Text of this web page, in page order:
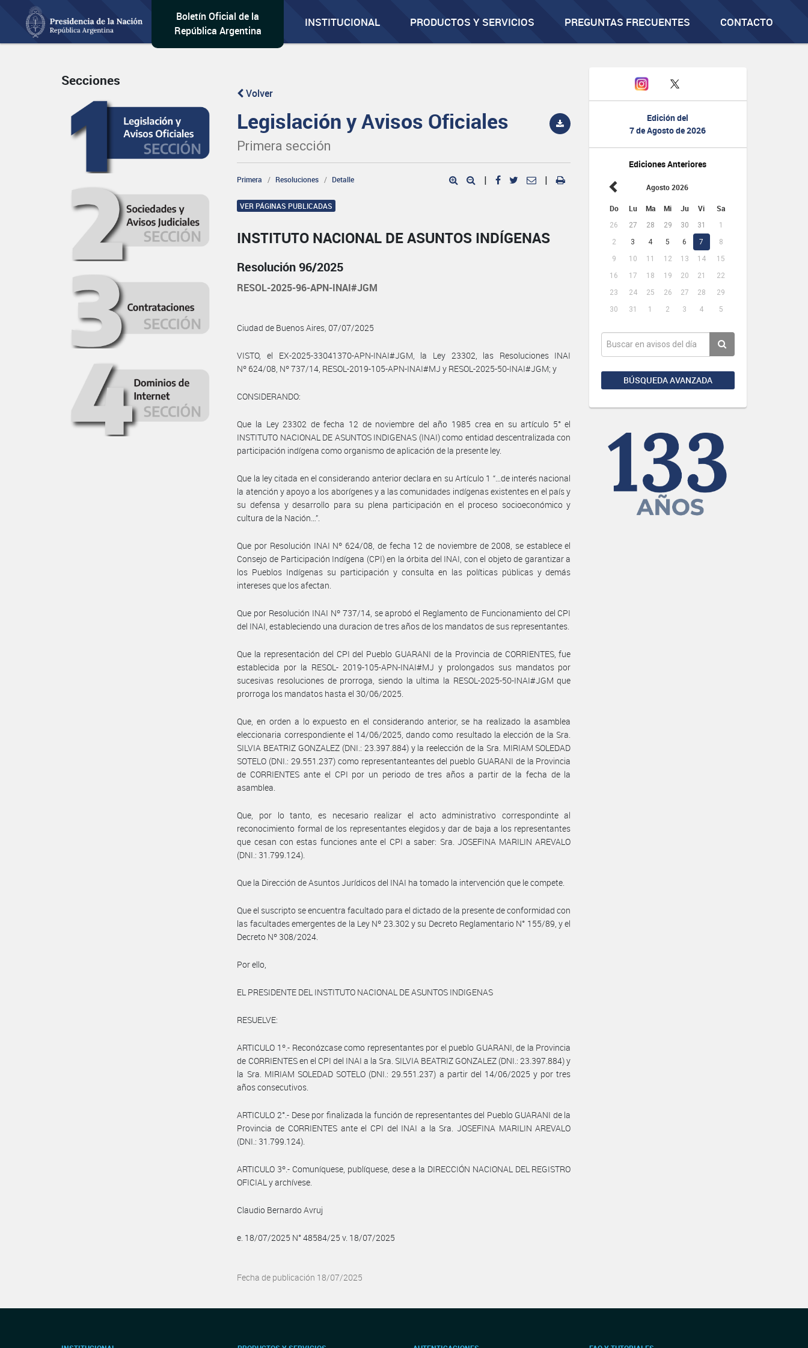
Boletín Oficial de la
República Argentina
INSTITUCIONAL PRODUCTOS Y SERVICIOS PREGUNTAS FRECUENTES CONTACTO
Edición del
7 de Agosto de 2026
Ediciones Anteriores
Agosto 2026
Do Lu Ma Mi Ju Vi Sa
26 27 28 29 30 31
1
2
3 4 5 6 7
8
9
10 11 12 13 14
15
16
17 18 19 20 21
22
23
24 25 26 27 28
29
30
31 1 2 3 4 5
BÚSQUEDA AVANZADA
Secciones
Volver
Legislación y Avisos Oficiales
Primera sección
Primera Resoluciones Detalle | |
VER PÁGINAS PUBLICADAS
INSTITUTO NACIONAL DE ASUNTOS INDÍGENAS
Resolución 96/2025
RESOL-2025-96-APN-INAI#JGM
Ciudad de Buenos Aires, 07/07/2025
VISTO, el EX-2025-33041370-APN-INAI#JGM, la Ley 23302, las Resoluciones INAI
Nº 624/08, Nº 737/14, RESOL-2019-105-APN-INAI#MJ y RESOL-2025-50-INAI#JGM; y
CONSIDERANDO:
Que la Ley 23302 de fecha 12 de noviembre del año 1985 crea en su artículo 5° el
INSTITUTO NACIONAL DE ASUNTOS INDIGENAS (INAI) como entidad descentralizada con
participación indígena como organismo de aplicación de la presente ley.
Que la ley citada en el considerando anterior declara en su Artículo 1 “…de interés nacional
la atención y apoyo a los aborígenes y a las comunidades indígenas existentes en el país y
su defensa y desarrollo para su plena participación en el proceso socioeconómico y
cultura de la Nación…”.
Que por Resolución INAI Nº 624/08, de fecha 12 de noviembre de 2008, se establece el
Consejo de Participación Indígena (CPI) en la órbita del INAI, con el objeto de garantizar a
los Pueblos Indígenas su participación y consulta en las políticas públicas y demás
intereses que los afectan.
Que por Resolución INAI Nº 737/14, se aprobó el Reglamento de Funcionamiento del CPI
del INAI, estableciendo una duracion de tres años de los mandatos de sus representantes.
Que la representación del CPI del Pueblo GUARANI de la Provincia de CORRIENTES, fue
establecida por la RESOL- 2019-105-APN-INAI#MJ y prolongados sus mandatos por
sucesivas resoluciones de prorroga, siendo la ultima la RESOL-2025-50-INAI#JGM que
prorroga los mandatos hasta el 30/06/2025.
Que, en orden a lo expuesto en el considerando anterior, se ha realizado la asamblea
eleccionaria correspondiente el 14/06/2025, dando como resultado la elección de la Sra.
SILVIA BEATRIZ GONZALEZ (DNI.: 23.397.884) y la reelección de la Sra. MIRIAM SOLEDAD
SOTELO (DNI.: 29.551.237) como representanteantes del pueblo GUARANI de la Provincia
de CORRIENTES ante el CPI por un periodo de tres años a partir de la fecha de la
asamblea.
Que, por lo tanto, es necesario realizar el acto administrativo correspondinte al
reconocimiento formal de los representantes elegidos.y dar de baja a los representantes
que cesan con estas funciones ante el CPI a saber: Sra. JOSEFINA MARILIN AREVALO
(DNI.: 31.799.124).
Que la Dirección de Asuntos Jurídicos del INAI ha tomado la intervención que le compete.
Que el suscripto se encuentra facultado para el dictado de la presente de conformidad con
las facultades emergentes de la Ley Nº 23.302 y su Decreto Reglamentario N° 155/89, y el
Decreto Nº 308/2024.
Por ello,
EL PRESIDENTE DEL INSTITUTO NACIONAL DE ASUNTOS INDIGENAS
RESUELVE:
ARTICULO 1º.- Reconózcase como representantes por el pueblo GUARANI, de la Provincia
de CORRIENTES en el CPI del INAI a la Sra. SILVIA BEATRIZ GONZALEZ (DNI.: 23.397.884) y
la Sra. MIRIAM SOLEDAD SOTELO (DNI.: 29.551.237) a partir del 14/06/2025 y por tres
años consecutivos.
ARTICULO 2°.- Dese por finalizada la función de representantes del Pueblo GUARANI de la
Provincia de CORRIENTES ante el CPI del INAI a la Sra. JOSEFINA MARILIN AREVALO
(DNI.: 31.799.124).
ARTICULO 3º.- Comuníquese, publíquese, dese a la DIRECCIÓN NACIONAL DEL REGISTRO
OFICIAL y archívese.
Claudio Bernardo Avruj
e. 18/07/2025 N° 48584/25 v. 18/07/2025
Fecha de publicación 18/07/2025